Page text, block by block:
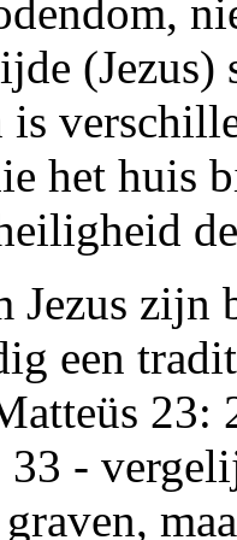
is
het huis
Jezus
een
23:
33 -